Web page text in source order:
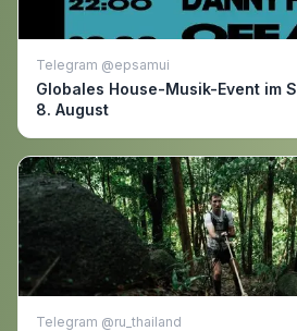
Telegram @epsamui
Globales House-Musik-Event im
8. August
Telegram @ru_thailand